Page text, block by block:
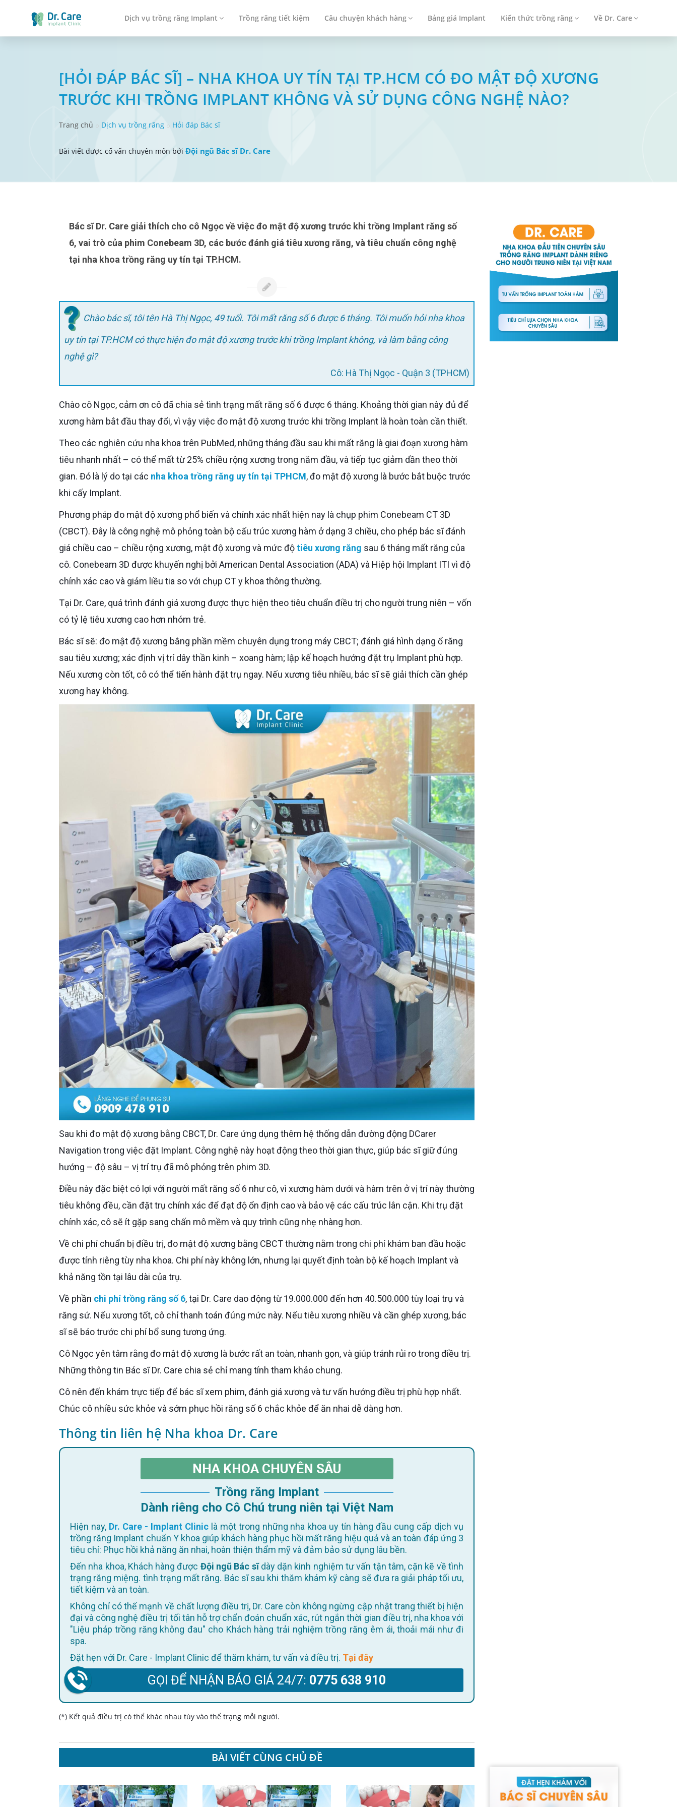
Dịch vụ trồng răng Implant Trồng răng tiết kiệm Câu chuyện khách hàng Bảng giá Implant Kiến thức trồng răng Về Dr. Care
[HỎI ĐÁP BÁC SĨ] – NHA KHOA UY TÍN TẠI TP.HCM CÓ ĐO MẬT ĐỘ XƯƠNG
TRƯỚC KHI TRỒNG IMPLANT KHÔNG VÀ SỬ DỤNG CÔNG NGHỆ NÀO?
Trang chủ Dịch vụ trồng răng Hỏi đáp Bác sĩ
Bài viết được cố vấn chuyên môn bởi Đội ngũ Bác sĩ Dr. Care
Bác sĩ Dr. Care giải thích cho cô Ngọc về việc đo mật độ xương trước khi trồng Implant răng số
6, vai trò của phim Conebeam 3D, các bước đánh giá tiêu xương răng, và tiêu chuẩn công nghệ
tại nha khoa trồng răng uy tín tại TP.HCM.
Chào bác sĩ, tôi tên Hà Thị Ngọc, 49 tuổi. Tôi mất răng số 6 được 6 tháng. Tôi muốn hỏi nha khoa
uy tín tại TP.HCM có thực hiện đo mật độ xương trước khi trồng Implant không, và làm bằng công
nghệ gì?
Cô: Hà Thị Ngọc - Quận 3 (TPHCM)
Chào cô Ngọc, cảm ơn cô đã chia sẻ tình trạng mất răng số 6 được 6 tháng. Khoảng thời gian này đủ để
xương hàm bắt đầu thay đổi, vì vậy việc đo mật độ xương trước khi trồng Implant là hoàn toàn cần thiết.
Theo các nghiên cứu nha khoa trên PubMed, những tháng đầu sau khi mất răng là giai đoạn xương hàm
tiêu nhanh nhất – có thể mất từ 25% chiều rộng xương trong năm đầu, và tiếp tục giảm dần theo thời
gian. Đó là lý do tại các nha khoa trồng răng uy tín tại TPHCM, đo mật độ xương là bước bắt buộc trước
khi cấy Implant.
Phương pháp đo mật độ xương phổ biến và chính xác nhất hiện nay là chụp phim Conebeam CT 3D
(CBCT). Đây là công nghệ mô phỏng toàn bộ cấu trúc xương hàm ở dạng 3 chiều, cho phép bác sĩ đánh
giá chiều cao – chiều rộng xương, mật độ xương và mức độtiêu xương răng sau 6 tháng mất răng của
cô. Conebeam 3D được khuyến nghị bởi American Dental Association (ADA) và Hiệp hội Implant ITI vì độ
chính xác cao và giảm liều tia so với chụp CT y khoa thông thường.
Tại Dr. Care, quá trình đánh giá xương được thực hiện theo tiêu chuẩn điều trị cho người trung niên – vốn
có tỷ lệ tiêu xương cao hơn nhóm trẻ.
Bác sĩ sẽ: đo mật độ xương bằng phần mềm chuyên dụng trong máy CBCT; đánh giá hình dạng ổ răng
sau tiêu xương; xác định vị trí dây thần kinh – xoang hàm; lập kế hoạch hướng đặt trụ Implant phù hợp.
Nếu xương còn tốt, cô có thể tiến hành đặt trụ ngay. Nếu xương tiêu nhiều, bác sĩ sẽ giải thích cần ghép
xương hay không.
Sau khi đo mật độ xương bằng CBCT, Dr. Care ứng dụng thêm hệ thống dẫn đường động DCarer
Navigation trong việc đặt Implant. Công nghệ này hoạt động theo thời gian thực, giúp bác sĩ giữ đúng
hướng – độ sâu – vị trí trụ đã mô phỏng trên phim 3D.
Điều này đặc biệt có lợi với người mất răng số 6 như cô, vì xương hàm dưới và hàm trên ở vị trí này thường
tiêu không đều, cần đặt trụ chính xác để đạt độ ổn định cao và bảo vệ các cấu trúc lân cận. Khi trụ đặt
chính xác, cô sẽ ít gặp sang chấn mô mềm và quy trình cũng nhẹ nhàng hơn.
Về chi phí chuẩn bị điều trị, đo mật độ xương bằng CBCT thường nằm trong chi phí khám ban đầu hoặc
được tính riêng tùy nha khoa. Chi phí này không lớn, nhưng lại quyết định toàn bộ kế hoạch Implant và
khả năng tồn tại lâu dài của trụ.
Về phần chi phí trồng răng số 6, tại Dr. Care dao động từ 19.000.000 đến hơn 40.500.000 tùy loại trụ và
răng sứ. Nếu xương tốt, cô chỉ thanh toán đúng mức này. Nếu tiêu xương nhiều và cần ghép xương, bác
sĩ sẽ báo trước chi phí bổ sung tương ứng.
Cô Ngọc yên tâm rằng đo mật độ xương là bước rất an toàn, nhanh gọn, và giúp tránh rủi ro trong điều trị.
Những thông tin Bác sĩ Dr. Care chia sẻ chỉ mang tính tham khảo chung.
Cô nên đến khám trực tiếp để bác sĩ xem phim, đánh giá xương và tư vấn hướng điều trị phù hợp nhất.
Chúc cô nhiều sức khỏe và sớm phục hồi răng số 6 chắc khỏe để ăn nhai dễ dàng hơn.
Thông tin liên hệ Nha khoa Dr. Care
NHA KHOA CHUYÊN SÂU
Trồng răng Implant
Dành riêng cho Cô Chú trung niên tại Việt Nam
Hiện nay, Dr. Care - Implant Cliniclà một trong những nha khoa uy tín hàng đầu cung cấp dịch vụ
trồng răng Implant chuẩn Y khoa giúp khách hàng phục hồi mất răng hiệu quả và an toàn đáp ứng 3
tiêu chí: Phục hồi khả năng ăn nhai, hoàn thiện thẩm mỹ và đảm bảo sử dụng lâu bền.
Đến nha khoa, Khách hàng được Đội ngũ Bác sĩdày dặn kinh nghiệm tư vấn tận tâm, cặn kẽ về tình
trạng răng miệng. tình trạng mất răng. Bác sĩ sau khi thăm khám kỹ càng sẽ đưa ra giải pháp tối ưu,
tiết kiệm và an toàn.
Không chỉ có thế mạnh về chất lượng điều trị, Dr. Care còn không ngừng cập nhật trang thiết bị hiện
đại và công nghệ điều trị tối tân hỗ trợ chẩn đoán chuẩn xác, rút ngắn thời gian điều trị, nha khoa với
"Liệu pháp trồng răng không đau" cho Khách hàng trải nghiệm trồng răng êm ái, thoải mái như đi
spa.
Đặt hẹn với Dr. Care - Implant Clinic để thăm khám, tư vấn và điều trị. Tại đây
GỌI ĐỂ NHẬN BÁO GIÁ 24/7: 0775 638 910
(*) Kết quả điều trị có thể khác nhau tùy vào thể trạng mỗi người.
BÀI VIẾT CÙNG CHỦ ĐỀ